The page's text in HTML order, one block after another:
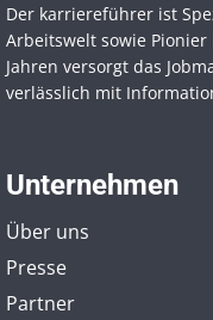
Der karriereführer ist
Arbeitswelt sowie
Jahren versorgt das
verlässlich mit
Unternehmen
Über uns
Presse
Partner